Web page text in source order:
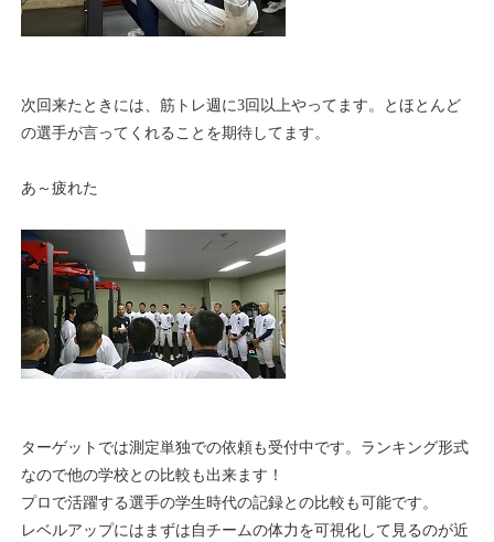
次回来たときには、筋トレ週に3回以上やってます。とほとんど
の選手が言ってくれることを期待してます。
あ～疲れた
ターゲットでは測定単独での依頼も受付中です。ランキング形式
なので他の学校との比較も出来ます！
プロで活躍する選手の学生時代の記録との比較も可能です。
レベルアップにはまずは自チームの体力を可視化して見るのが近